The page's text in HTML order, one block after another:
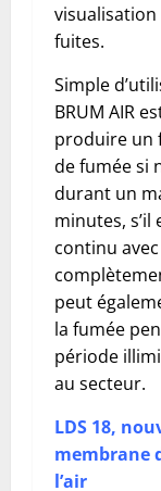
fuites.
Simple
BRUM AIR
produire un
de fumée si
durant un
minutes, s’il
continu
peut
la fumée
période
au secteur.
LDS 18,
membrane
l’air